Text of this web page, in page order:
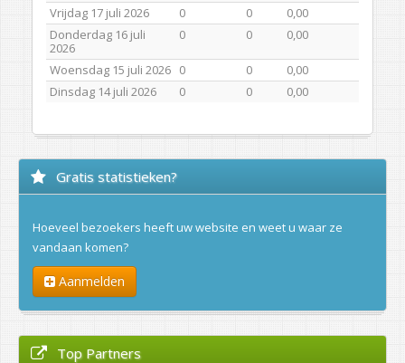
Vrijdag 17 juli 2026
0 0
0,00
Donderdag 16 juli
2026
0 0 0,00
Woensdag 15 juli 2026 0 0
0,00
Dinsdag 14 juli 2026
0 0 0,00
Gratis statistieken?
Hoeveel bezoekers heeft uw website en weet u waar ze
vandaan komen?
Aanmelden
Top Partners